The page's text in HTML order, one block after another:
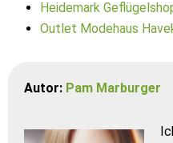
Heidemark
Outlet Modehaus
Autor: Pam Marburger